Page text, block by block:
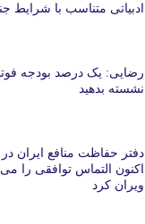
ادبیاتی متناسب با شرایط
رضایی: یک درصد بودجه
نشسته بدهید
دفتر حفاظت منافع ایران
اکنون التماس توافقی را
ویران کرد